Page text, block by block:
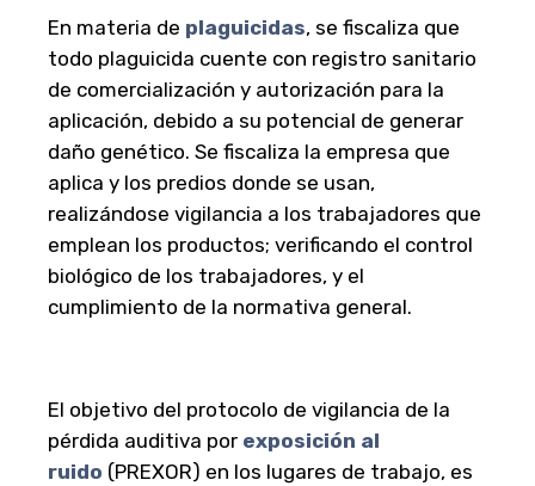
En materia de plaguicidas, se fiscaliza que
todo plaguicida cuente con registro sanitario
de comercialización y autorización para la
aplicación, debido a su potencial de generar
daño genético. Se fiscaliza la empresa que
aplica y los predios donde se usan,
realizándose vigilancia a los trabajadores que
emplean los productos; verificando el control
biológico de los trabajadores, y el
cumplimiento de la normativa general.
El objetivo del protocolo de vigilancia de la
pérdida auditiva por exposición al
ruido (PREXOR) en los lugares de trabajo, es